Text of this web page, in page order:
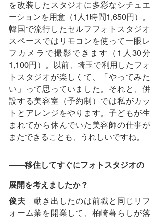
を改装したスタジオに多彩なシチュエ
ーションを用意（1人1時間1,650円）。
韓国で流行したセルフフォトスタジオ
スペースではリモコンを使って一眼レ
フカメラで撮影できます（1人30分
1,100円）。以前、埼玉で利用したフォ
トスタジオが楽しくて、「やってみた
い」って思っていました。それと、併
設する美容室（予約制）では私がカッ
トとアレンジをやります。子どもが生
まれてから休んでいた美容師の仕事が
またできることも、うれしいですね。
――移住してすぐにフォトスタジオの
展開を考えましたか？
俊夫 動き出したのは前職と同じリフ
ォーム業を開業して、柏崎暮らしが落